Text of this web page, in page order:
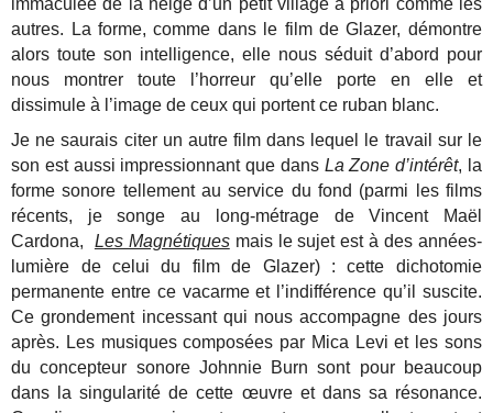
immaculée de la neige d’un petit village a priori comme les
autres. La forme, comme dans le film de Glazer, démontre
alors toute son intelligence, elle nous séduit d’abord pour
nous montrer toute l’horreur qu’elle porte en elle et
dissimule à l’image de ceux qui portent ce ruban blanc.
Je ne saurais citer un autre film dans lequel le travail sur le
son est aussi impressionnant que dans La Zone d’intérêt, la
forme sonore tellement au service du fond (parmi les films
récents, je songe au long-métrage de Vincent Maël
Cardona, Les Magnétiquesmais le sujet est à des années-
lumière de celui du film de Glazer) : cette dichotomie
permanente entre ce vacarme et l’indifférence qu’il suscite.
Ce grondement incessant qui nous accompagne des jours
après. Les musiques composées par Mica Levi et les sons
du concepteur sonore Johnnie Burn sont pour beaucoup
dans la singularité de cette œuvre et dans sa résonance.